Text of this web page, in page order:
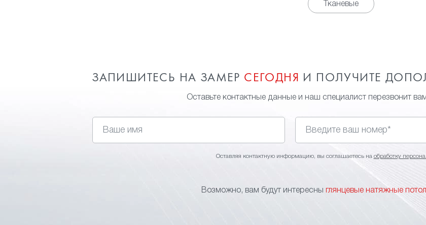
Тканевые
ЗАПИШИТЕСЬ НА ЗАМЕР СЕГОДНЯ И ПОЛУЧИТЕ
Оставьте контактные данные и наш специалист перезвонит вам
Оставляя контактную информацию, вы соглашаетесь на обработку
Возможно, вам будут интересны глянцевые натяжные